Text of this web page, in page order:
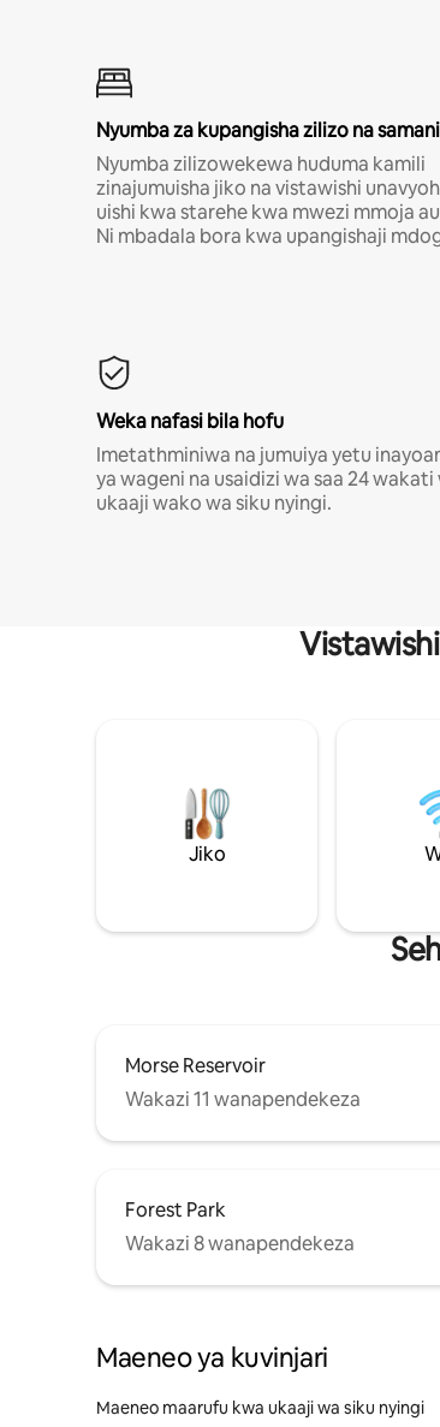
Nyumba za kupangisha zilizo na samani
Nyumba zilizowekewa huduma kamili
zinajumuisha jiko na vistawishi
uishi kwa starehe kwa mwezi mmoja
Ni mbadala bora kwa upangishaji
Weka nafasi bila hofu
Imetathminiwa na jumuiya yetu
ya wageni na usaidizi wa saa 24 wakati
ukaaji wako wa siku nyingi.
Jiko
Morse Reservoir
Wakazi 11 wanapendekeza
Forest Park
Wakazi 8 wanapendekeza
Maeneo ya kuvinjari
Maeneo maarufu kwa ukaaji wa siku nyingi